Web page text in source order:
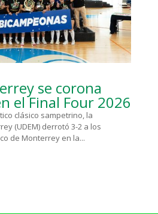
se corona
el Final Four 2026
clásico sampetrino, la
(UDEM) derrotó 3-2 a los
de Monterrey en la...